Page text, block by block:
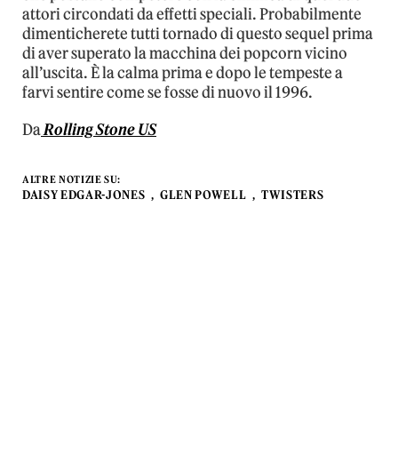
attori circondati da effetti speciali. Probabilmente
dimenticherete tutti tornado di questo sequel prima
di aver superato la macchina dei popcorn vicino
all’uscita. È la calma prima e dopo le tempeste a
farvi sentire come se fosse di nuovo il 1996.
DaRolling Stone US
ALTRE NOTIZIE SU:
DAISY EDGAR-JONES GLEN POWELL TWISTERS